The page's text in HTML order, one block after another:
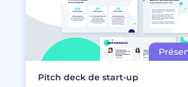
Pitch deck de start-up